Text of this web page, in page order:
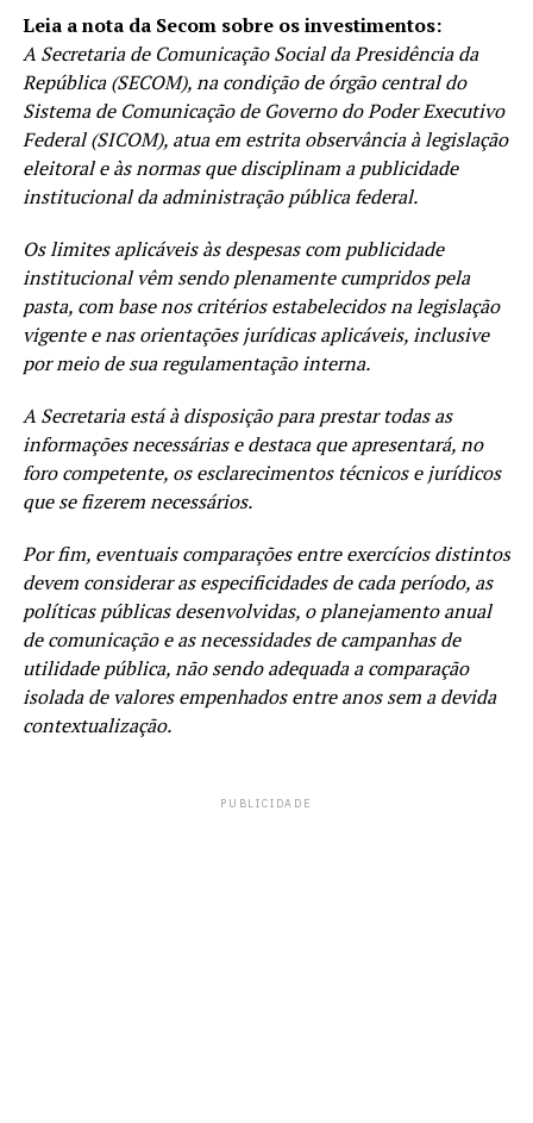
Leia a nota da Secom sobre os investimentos:
A Secretaria de Comunicação Social da Presidência da
República (SECOM), na condição de órgão central do
Sistema de Comunicação de Governo do Poder Executivo
Federal (SICOM), atua em estrita observância à legislação
eleitoral e às normas que disciplinam a publicidade
institucional da administração pública federal.
Os limites aplicáveis às despesas com publicidade
institucional vêm sendo plenamente cumpridos pela
pasta, com base nos critérios estabelecidos na legislação
vigente e nas orientações jurídicas aplicáveis, inclusive
por meio de sua regulamentação interna.
A Secretaria está à disposição para prestar todas as
informações necessárias e destaca que apresentará, no
foro competente, os esclarecimentos técnicos e jurídicos
que se fizerem necessários.
Por fim, eventuais comparações entre exercícios distintos
devem considerar as especificidades de cada período, as
políticas públicas desenvolvidas, o planejamento anual
de comunicação e as necessidades de campanhas de
utilidade pública, não sendo adequada a comparação
isolada de valores empenhados entre anos sem a devida
contextualização.
PUBLICIDADE